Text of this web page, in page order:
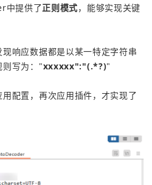
中提供了正则模式，能够实现关键
响应数据都是以某一特定字符串
则写为："xxxxxx":"(.*?)"
配置，再次应用插件，才实现了